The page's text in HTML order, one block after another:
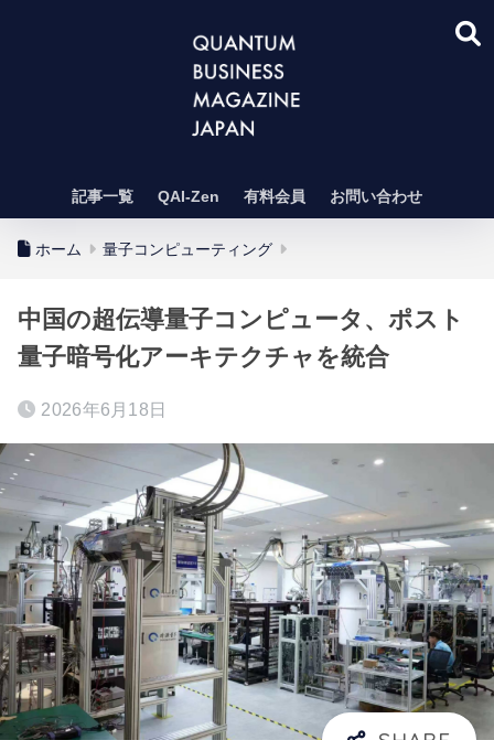
記事一覧 QAI-Zen 有料会員 お問い合わせ
ホーム 量子コンピューティング
中国の超伝導量子コンピュータ、ポスト
量子暗号化アーキテクチャを統合
2026年6月18日